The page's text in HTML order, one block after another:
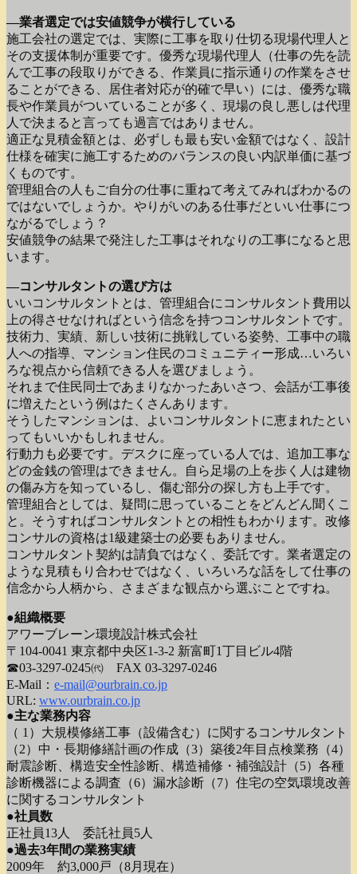
―業者選定では安値競争が横行している
施工会社の選定では、実際に工事を取り仕切る現場代理人と
その支援体制が重要です。優秀な現場代理人（仕事の先を読
んで工事の段取りができる、作業員に指示通りの作業をさせ
ることができる、居住者対応が的確で早い）には、優秀な職
長や作業員がついていることが多く、現場の良し悪しは代理
人で決まると言っても過言ではありません。
適正な見積金額とは、必ずしも最も安い金額ではなく、設計
仕様を確実に施工するためのバランスの良い内訳単価に基づ
くものです。
管理組合の人もご自分の仕事に重ねて考えてみればわかるの
ではないでしょうか。やりがいのある仕事だといい仕事につ
ながるでしょう？
安値競争の結果で発注した工事はそれなりの工事になると思
います。
―コンサルタントの選び方は
いいコンサルタントとは、管理組合にコンサルタント費用以
上の得させなければという信念を持つコンサルタントです。
技術力、実績、新しい技術に挑戦している姿勢、工事中の職
人への指導、マンション住民のコミュニティー形成…いろい
ろな視点から信頼できる人を選びましょう。
それまで住民同士であまりなかったあいさつ、会話が工事後
に増えたという例はたくさんあります。
そうしたマンションは、よいコンサルタントに恵まれたとい
ってもいいかもしれません。
行動力も必要です。デスクに座っている人では、追加工事な
どの金銭の管理はできません。自ら足場の上を歩く人は建物
の傷み方を知っているし、傷む部分の探し方も上手です。
管理組合としては、疑問に思っていることをどんどん聞くこ
と。そうすればコンサルタントとの相性もわかります。改修
コンサルの資格は1級建築士の必要もありません。
コンサルタント契約は請負ではなく、委託です。業者選定の
ような見積もり合わせではなく、いろいろな話をして仕事の
信念から人柄から、さまざまな観点から選ぶことですね。
●組織概要
アワーブレーン環境設計株式会社
〒104-0041 東京都中央区1-3-2 新富町1丁目ビル4階
☎03-3297-0245㈹ FAX 03-3297-0246
E-Mail： e-mail@ourbrain.co.jp
URL: www.ourbrain.co.jp
●主な業務内容
（ 1）大規模修繕工事（設備含む）に関するコンサルタント
（2）中・長期修繕計画の作成（3）築後2年目点検業務（4）
耐震診断、構造安全性診断、構造補修・補強設計（5）各種
診断機器による調査（6）漏水診断（7）住宅の空気環境改善
に関するコンサルタント
●社員数
正社員13人 委託社員5人
●過去3年間の業務実績
2009年 約3,000戸（8月現在）